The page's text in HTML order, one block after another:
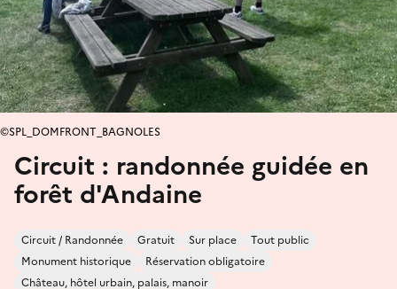
Circuit : randonnée guidée en
forêt d'Andaine
Circuit / Randonnée Gratuit Sur place
Tout public
Monument historique
Réservation obligatoire
Château, hôtel urbain, palais, manoir
©SPL_DOMFRONT_BAGNOLES